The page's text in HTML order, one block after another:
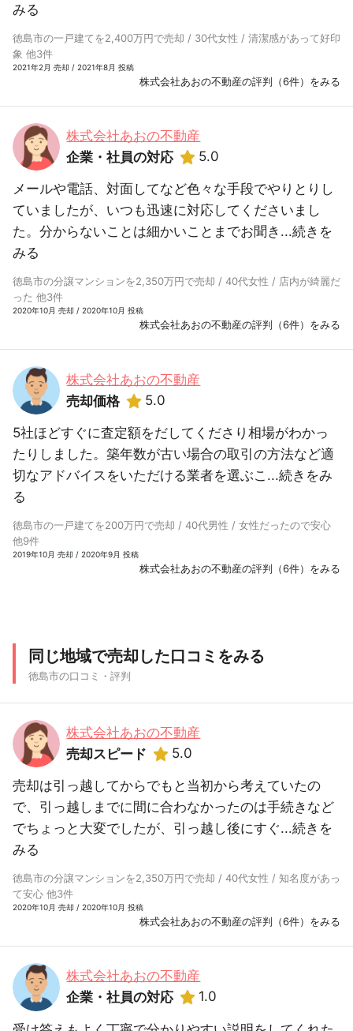
みる
徳島市の一戸建てを2,400万円で売却 / 30代女性 / 清潔感があって好印
象 他3件
2021年2月 売却 / 2021年8月 投稿
株式会社あおの不動産の評判（6件）をみる
株式会社あおの不動産
企業・社員の対応
5.0
メールや電話、対面してなど色々な手段でやりとりし
ていましたが、いつも迅速に対応してくださいまし
た。分からないことは細かいことまでお聞き...続きを
みる
徳島市の分譲マンションを2,350万円で売却 / 40代女性 / 店内が綺麗だ
った 他3件
2020年10月 売却 / 2020年10月 投稿
株式会社あおの不動産の評判（6件）をみる
株式会社あおの不動産
売却価格
5.0
5社ほどすぐに査定額をだしてくださり相場がわかっ
たりしました。築年数が古い場合の取引の方法など適
切なアドバイスをいただける業者を選ぶこ...続きをみ
る
徳島市の一戸建てを200万円で売却 / 40代男性 / 女性だったので安心
他9件
2019年10月 売却 / 2020年9月 投稿
株式会社あおの不動産の評判（6件）をみる
同じ地域で売却した口コミをみる
徳島市の口コミ・評判
株式会社あおの不動産
売却スピード
5.0
売却は引っ越してからでもと当初から考えていたの
で、引っ越しまでに間に合わなかったのは手続きなど
でちょっと大変でしたが、引っ越し後にすぐ...続きを
みる
徳島市の分譲マンションを2,350万円で売却 / 40代女性 / 知名度があっ
て安心 他3件
2020年10月 売却 / 2020年10月 投稿
株式会社あおの不動産の評判（6件）をみる
株式会社あおの不動産
企業・社員の対応
1.0